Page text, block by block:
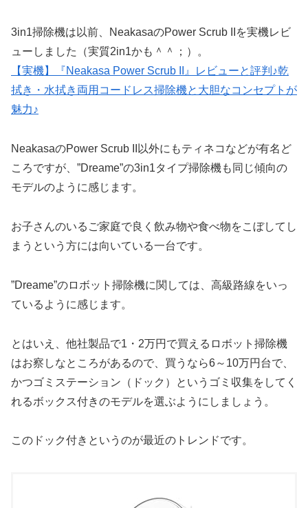
3in1掃除機は以前、NeakasaのPower Scrub IIを実機レビ
ューしました（実質2in1かも＾＾；）。
【実機】『Neakasa Power Scrub II』レビューと評判♪乾
拭き・水拭き両用コードレス掃除機と大胆なコンセプトが
魅力♪
NeakasaのPower Scrub II以外にもティネコなどが有名ど
ころですが、”Dreame”の3in1タイプ掃除機も同じ傾向の
モデルのように感じます。
お子さんのいるご家庭で良く飲み物や食べ物をこぼしてし
まうという方には向いている一台です。
”Dreame”のロボット掃除機に関しては、高級路線をいっ
ているように感じます。
とはいえ、他社製品で1・2万円で買えるロボット掃除機
はお察しなところがあるので、買うなら6～10万円台で、
かつゴミステーション（ドック）というゴミ収集をしてく
れるボックス付きのモデルを選ぶようにしましょう。
このドック付きというのが最近のトレンドです。